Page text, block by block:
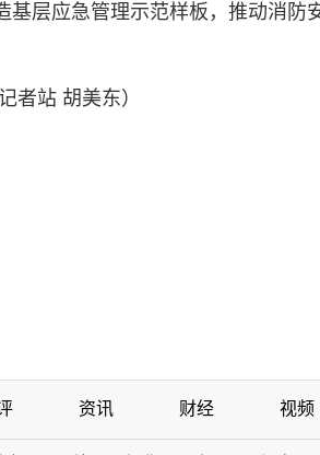
层应急管理示范样板，推动消防
者站 胡美东）
资讯 财经 视频